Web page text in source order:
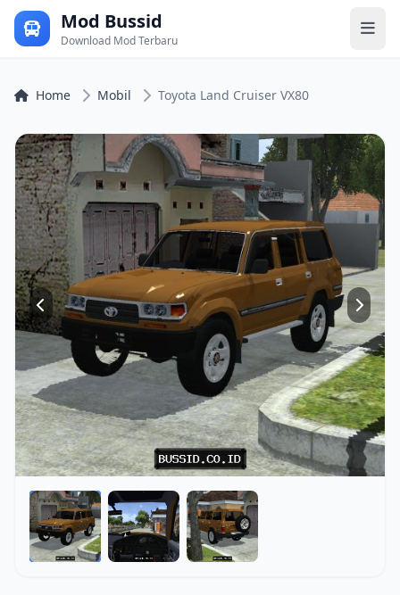
Mod Bussid
Download Mod Terbaru
Home Mobil Toyota Land Cruiser VX80